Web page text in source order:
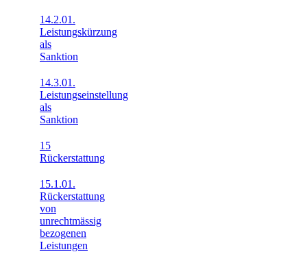
14.2.01.
Leistungskürzung
als
Sanktion
14.3.01.
Leistungseinstellung
als
Sanktion
15
Rückerstattung
15.1.01.
Rückerstattung
von
unrechtmässig
bezogenen
Leistungen